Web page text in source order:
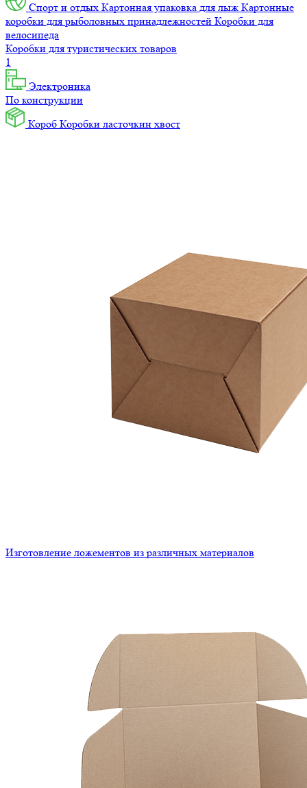
Спорт и отдых Картонная упаковка для лыж Картонные
коробки для рыболовных принадлежностей Коробки для
велосипеда
Коробки для туристических товаров
1
Электроника
По конструкции
Короб Коробки ласточкин хвост
Изготовление ложементов из различных материалов